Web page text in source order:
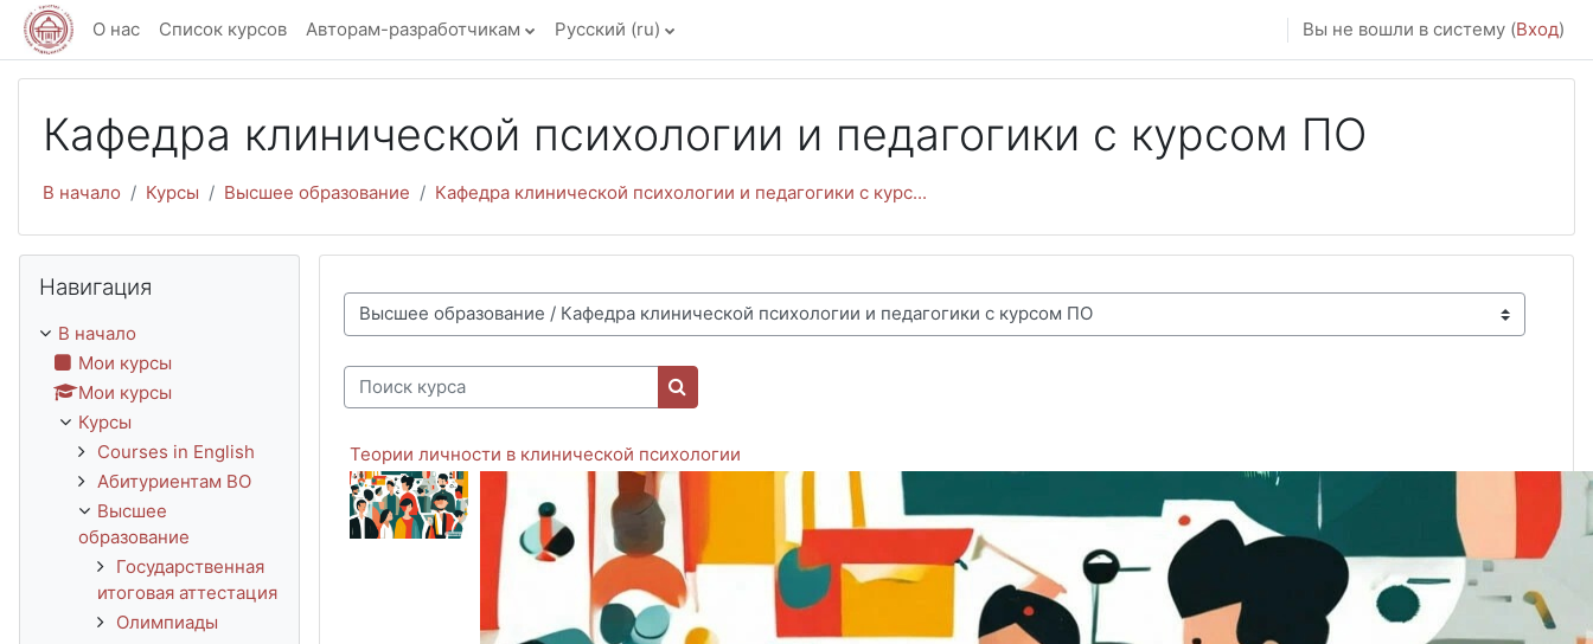
Перейти к основному содержанию
О нас Список курсов Авторам-разработчикам Русский ‎(ru)‎ Вы не вошли в систему (Вход)
Кафедра клинической психологии и педагогики с курсом ПО
В начало Курсы Высшее образование Кафедра клинической психологии и педагогики с курс...
Категории курсов
Поиск курса
Поиск курса
Теории личности в клинической психологии
Навигация
В начало
Мои курсы
Мои курсы
Курсы
Courses in English
Абитуриентам ВО
Высшее
образование
Государственная
итоговая аттестация
Олимпиады